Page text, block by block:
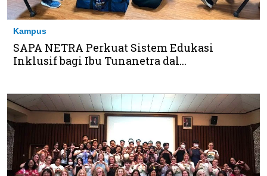
Kampus
SAPA NETRA Perkuat Sistem Edukasi
Inklusif bagi Ibu Tunanetra dal...